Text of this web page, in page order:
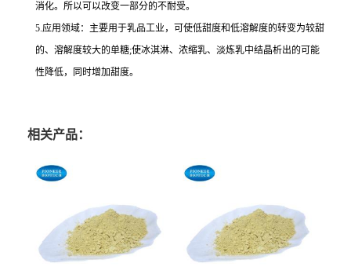
消化。所以可以改变一部分的不耐受。
5.应用领域：主要用于乳品工业，可使低甜度和低溶解度的转变为较甜
的、溶解度较大的单糖;使冰淇淋、浓缩乳、淡炼乳中结晶析出的可能
性降低，同时增加甜度。
相关产品：